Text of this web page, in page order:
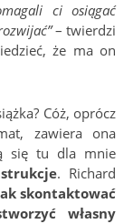
ci osiągać
– twierdzi
że ma on
Cóż, oprócz
zawiera ona
się tu dla mnie
. Richard
skontaktować
własny